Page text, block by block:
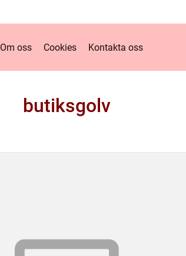
Om oss Cookies Kontakta oss
butiksgolv